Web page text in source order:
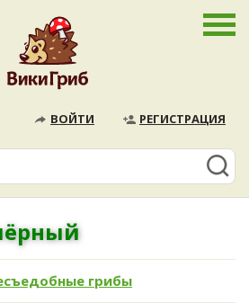
ВОЙТИ РЕГИСТРАЦИЯ
грибы